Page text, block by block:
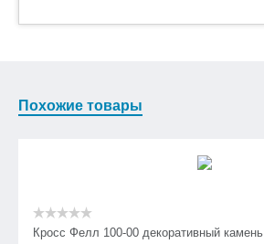
Похожие товары
Кросс Фелл 100-00 декоративный камень